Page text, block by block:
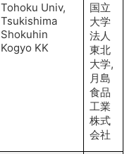
Tohoku Univ,
Tsukishima
Shokuhin
Kogyo KK
国立
大学
法人
東北
大学,
月島
食品
工業
株式
会社